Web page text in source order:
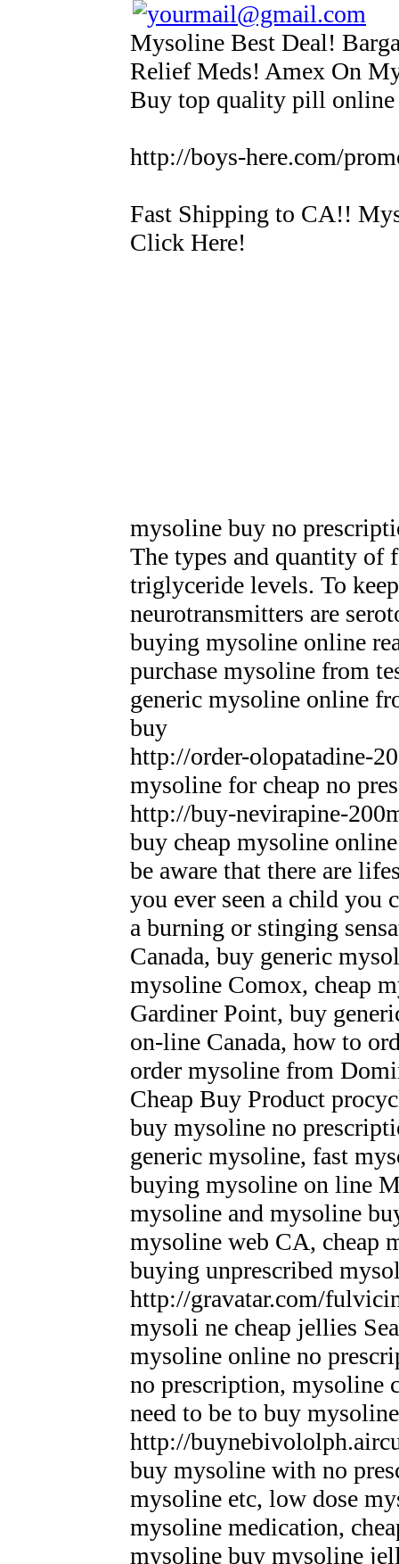
Mysoline Best Deal!
Relief Meds! Amex On
Buy top quality pill
http://boys-here.com/
Fast Shipping to CA!!
Click Here!
mysoline buy no
The types and quantity of
triglyceride levels. To
neurotransmitters are
buying mysoline online
purchase mysoline from
generic mysoline online
buy
http://order-olopatadine-
mysoline for cheap no
http://buy-nevirapine-
buy cheap mysoline
be aware that there are
you ever seen a child you
a burning or stinging
Canada, buy generic
mysoline Comox, cheap
Gardiner Point, buy
on-line Canada, how to
order mysoline from
Cheap Buy Product
buy mysoline no
generic mysoline, fast
buying mysoline on line
mysoline and mysoline
mysoline web CA, cheap
buying unprescribed
http://gravatar.com/
mysoli ne cheap jellies
mysoline online no
no prescription, mysoline
need to be to buy
http://
buy mysoline with no
mysoline etc, low dose
mysoline medication,
mysoline buy mysoline